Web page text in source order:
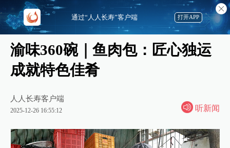
渝味360碗｜鱼肉包：匠心独运
成就特色佳肴
人人长寿客户端
2025-12-26 16:55:12 听新闻
通过“人人长寿”客户端 打开APP